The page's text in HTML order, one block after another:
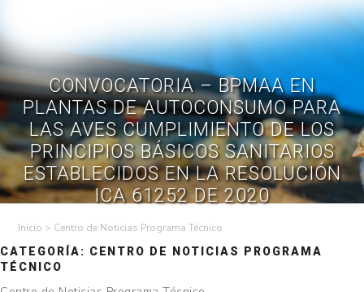
Transparencia
Contrataciones
Contáctenos
Regístrese – Solo
avicultores
Inicia Sesión
content
CONVOCATORIA – BPMAA EN
PLANTAS DE AUTOCONSUMO PARA
LAS AVES CUMPLIMIENTO DE LOS
PRINCIPIOS BÁSICOS SANITARIOS
ESTABLECIDOS EN LA RESOLUCIÓN
ICA 61252 DE 2020
> Centro de Noticias Programa Técnico
CATEGORÍA: CENTRO DE NOTICIAS PROGRAMA
TÉCNICO